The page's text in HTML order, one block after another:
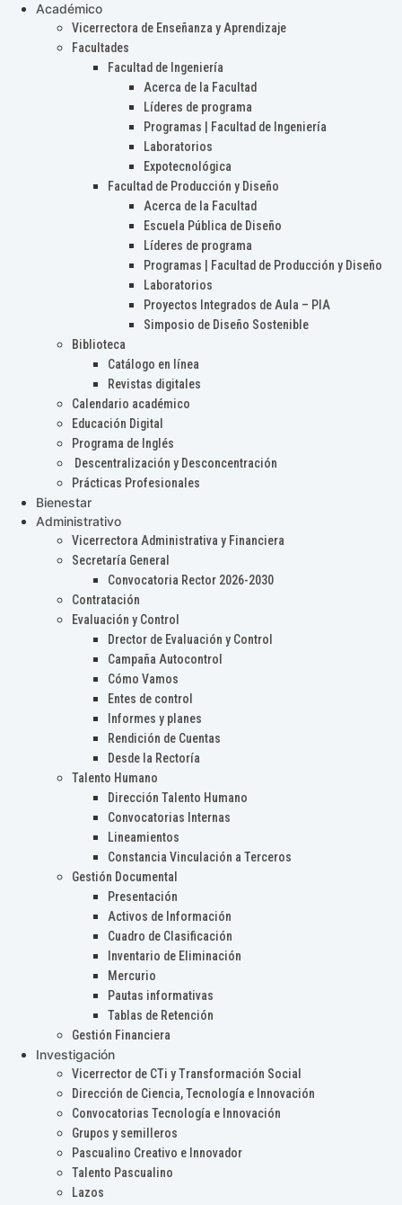
Académico
Vicerrectora de Enseñanza y Aprendizaje
Facultades
Facultad de Ingeniería
Acerca de la Facultad
Líderes de programa
Programas | Facultad de Ingeniería
Laboratorios
Expotecnológica
Facultad de Producción y Diseño
Acerca de la Facultad
Escuela Pública de Diseño
Líderes de programa
Programas | Facultad de Producción y Diseño
Laboratorios
Proyectos Integrados de Aula – PIA
Simposio de Diseño Sostenible
Biblioteca
Catálogo en línea
Revistas digitales
Calendario académico
Educación Digital
Programa de Inglés
Descentralización y Desconcentración
Prácticas Profesionales
Bienestar
Administrativo
Vicerrectora Administrativa y Financiera
Secretaría General
Convocatoria Rector 2026-2030
Contratación
Evaluación y Control
Drector de Evaluación y Control
Campaña Autocontrol
Cómo Vamos
Entes de control
Informes y planes
Rendición de Cuentas
Desde la Rectoría
Talento Humano
Dirección Talento Humano
Convocatorias Internas
Lineamientos
Constancia Vinculación a Terceros
Gestión Documental
Presentación
Activos de Información
Cuadro de Clasificación
Inventario de Eliminación
Mercurio
Pautas informativas
Tablas de Retención
Gestión Financiera
Investigación
Vicerrector de CTi y Transformación Social
Dirección de Ciencia, Tecnología e Innovación
Convocatorias Tecnología e Innovación
Grupos y semilleros
Pascualino Creativo e Innovador
Talento Pascualino
Lazos